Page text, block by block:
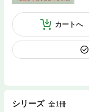
カートへ
シリーズ 全1冊